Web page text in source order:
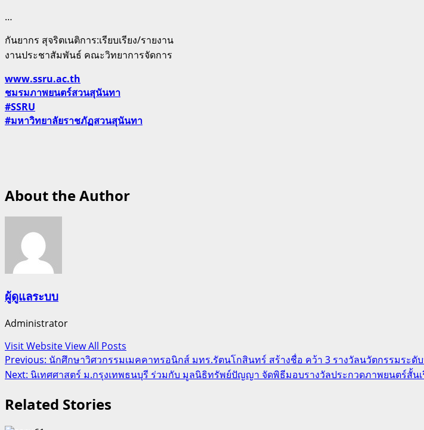
…
กันยากร สุจริตเนติการ:เรียบเรียง/รายงาน
งานประชาสัมพันธ์ คณะวิทยาการจัดการ
www.ssru.ac.th
ชมรมภาพยนตร์สวนสุนันทา
#SSRU
#มหาวิทยาลัยราชภัฏสวนสุนันทา
About the Author
ผู้ดูแลระบบ
Administrator
Visit WebsiteView All Posts
Post
navigation
Previous: นักศึกษาวิศวกรรมเมคคาทรอนิกส์ มทร.รัตนโกสินทร์ สร้างชื่อ คว้า 3 รางวัลนวัตกรรมระดั
Next: นิเทศศาสตร์ ม.กรุงเทพธนบุรี ร่วมกับ มูลนิธิทรัพย์ปัญญา จัดพิธีมอบรางวัลประกวดภาพยนตร์สั้นเ
Related Stories